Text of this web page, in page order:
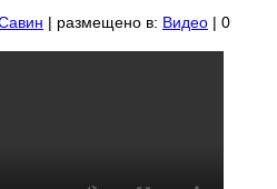
| размещено в: Видео | 0